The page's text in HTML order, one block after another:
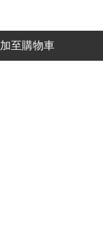
加至購物車